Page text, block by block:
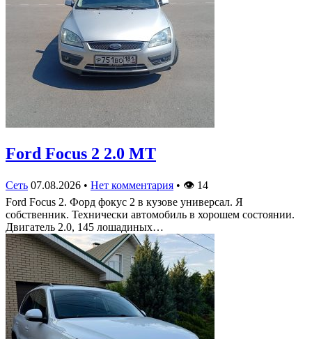
Ford Focus 2 2.0 MT
Сеть 07.08.2026 • Нет комментария • 👁 14
Ford Focus 2. Форд фокус 2 в кузове универсал. Я
собственник. Технически автомобиль в хорошем состоянии.
Двигатель 2.0, 145 лошадиных…